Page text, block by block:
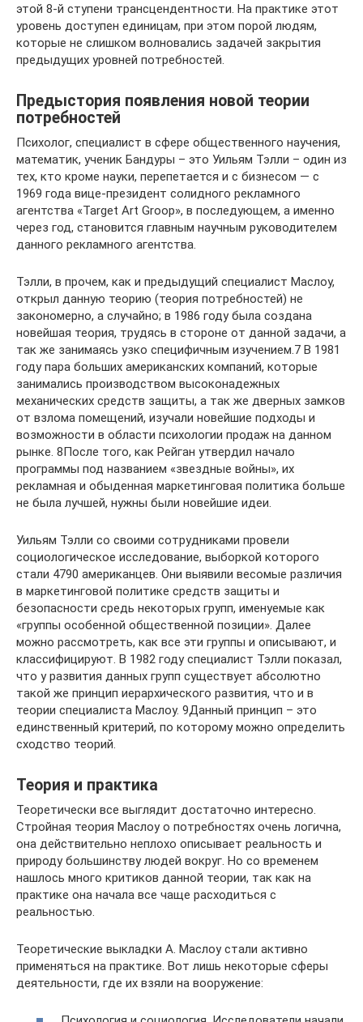
этой 8-й ступени трансцендентности. На практике этот
уровень доступен единицам, при этом порой людям,
которые не слишком волновались задачей закрытия
предыдущих уровней потребностей.
Предыстория появления новой теории
потребностей
Психолог, специалист в сфере общественного научения,
математик, ученик Бандуры – это Уильям Тэлли – один из
тех, кто кроме науки, перепетается и с бизнесом — с
1969 года вице-президент солидного рекламного
агентства «Target Art Groop», в последующем, а именно
через год, становится главным научным руководителем
данного рекламного агентства.
Тэлли, в прочем, как и предыдущий специалист Маслоу,
открыл данную теорию (теория потребностей) не
закономерно, а случайно; в 1986 году была создана
новейшая теория, трудясь в стороне от данной задачи, а
так же занимаясь узко специфичным изучением.7 В 1981
году пара больших американских компаний, которые
занимались производством высоконадежных
механических средств защиты, а так же дверных замков
от взлома помещений, изучали новейшие подходы и
возможности в области психологии продаж на данном
рынке. 8После того, как Рейган утвердил начало
программы под названием «звездные войны», их
рекламная и обыденная маркетинговая политика больше
не была лучшей, нужны были новейшие идеи.
Уильям Тэлли со своими сотрудниками провели
социологическое исследование, выборкой которого
стали 4790 американцев. Они выявили весомые различия
в маркетинговой политике средств защиты и
безопасности средь некоторых групп, именуемые как
«группы особенной общественной позиции». Далее
можно рассмотреть, как все эти группы и описывают, и
классифицируют. В 1982 году специалист Тэлли показал,
что у развития данных групп существует абсолютно
такой же принцип иерархического развития, что и в
теории специалиста Маслоу. 9Данный принцип – это
единственный критерий, по которому можно определить
сходство теорий.
Теория и практика
Теоретически все выглядит достаточно интересно.
Стройная теория Маслоу о потребностях очень логична,
она действительно неплохо описывает реальность и
природу большинству людей вокруг. Но со временем
нашлось много критиков данной теории, так как на
практике она начала все чаще расходиться с
реальностью.
Теоретические выкладки А. Маслоу стали активно
применяться на практике. Вот лишь некоторые сферы
деятельности, где их взяли на вооружение: